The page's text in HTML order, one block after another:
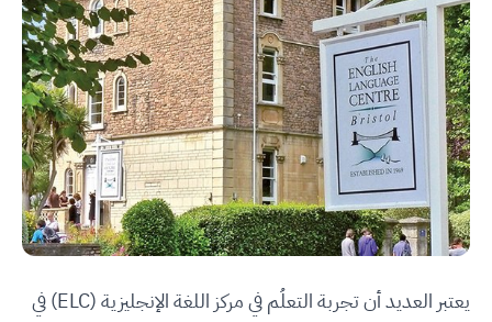
يعتبر العديد أن تجربة التعلُم في مركز اللغة الإنجليزية (ELC) في